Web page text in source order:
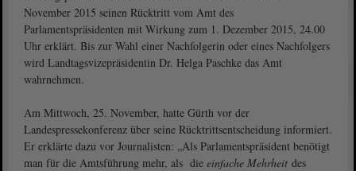
November 2015 seinen Rücktritt vom Amt des
Parlamentspräsidenten mit Wirkung zum 1. Dezember 2015, 24.00
Uhr erklärt. Bis zur Wahl einer Nachfolgerin oder eines Nachfolgers
wird Landtagsvizepräsidentin Dr. Helga Paschke das Amt
wahrnehmen.
Am Mittwoch, 25. November, hatte Gürth vor der
Landespressekonferenz über seine Rücktrittsentscheidung informiert.
Er erklärte dazu vor Journalisten: „Als Parlamentspräsident benötigt
man für die Amtsführung mehr, als die einfache Mehrheit des